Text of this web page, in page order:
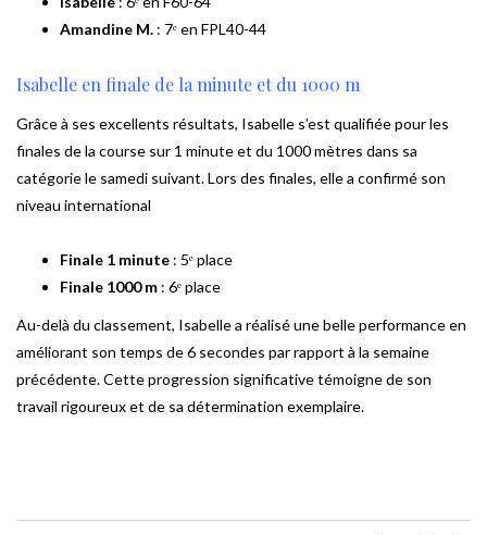
Amandine M. : 7ᵉ en FPL40-44
Isabelle en finale de la minute et du 1000 m
Grâce à ses excellents résultats, Isabelle s’est qualifiée pour les
finales de la course sur 1 minute et du 1000 mètres dans sa
catégorie le samedi suivant. Lors des finales, elle a confirmé son
niveau international
Finale 1 minute : 5ᵉ place
Finale 1000 m : 6ᵉ place
Au-delà du classement, Isabelle a réalisé une belle performance en
améliorant son temps de 6 secondes par rapport à la semaine
précédente. Cette progression significative témoigne de son
travail rigoureux et de sa détermination exemplaire.